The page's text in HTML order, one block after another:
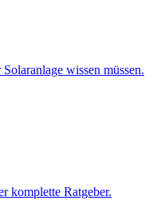
wissen müssen.
komplette Ratgeber.